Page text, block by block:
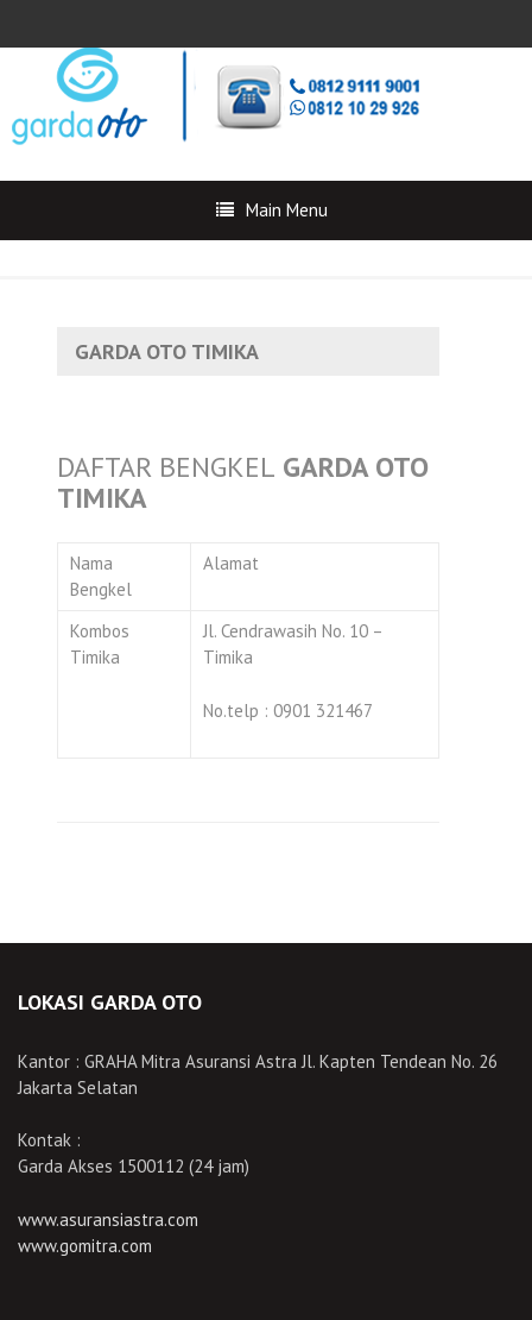
Main Menu
GARDA OTO TIMIKA
DAFTAR BENGKEL GARDA OTO
TIMIKA
Nama
Bengkel
Alamat
Kombos
Timika
Jl. Cendrawasih No. 10 –
Timika
No.telp : 0901 321467
LOKASI GARDA OTO
Kantor : GRAHA Mitra Asuransi Astra Jl. Kapten Tendean No. 26
Jakarta Selatan
Kontak :
Garda Akses 1500112 (24 jam)
www.asuransiastra.com
www.gomitra.com